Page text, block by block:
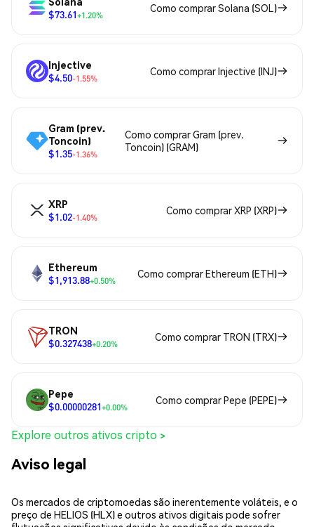
$73.61+1.20%
Como comprar Solana (SOL)
Injective
$4.50-1.55%
Como comprar Injective (INJ)
Gram (prev.
Toncoin)
$1.35-1.36%
Como comprar Gram (prev.
Toncoin) (GRAM)
XRP
$1.02-1.40%
Como comprar XRP (XRP)
Ethereum
$1,913.88+0.50%
Como comprar Ethereum (ETH)
TRON
$0.327438+0.20%
Como comprar TRON (TRX)
Pepe
$0.00000281+0.00%
Como comprar Pepe (PEPE)
Explore outros ativos cripto >
Aviso legal
Os mercados de criptomoedas são inerentemente voláteis, e o
preço de HELIOS (HLX) e outros ativos digitais pode sofrer